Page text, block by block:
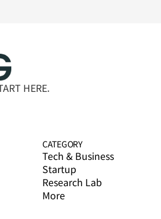
HERE.
CATEGORY
Tech & Business
Startup
Research Lab
More